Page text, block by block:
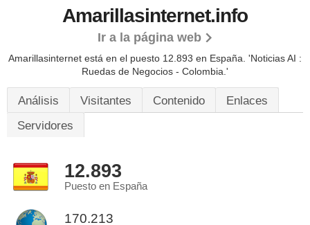
Amarillasinternet.info
Ir a la página web
Amarillasinternet está en el puesto 12.893 en España. 'Noticias AI :
Ruedas de Negocios - Colombia.'
Análisis Visitantes Contenido
Enlaces
Servidores
12.893
Puesto en España
170.213